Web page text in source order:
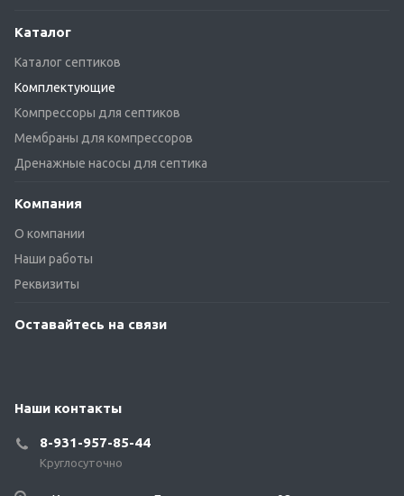
Каталог
Каталог септиков
Комплектующие
Компрессоры для септиков
Мембраны для компрессоров
Дренажные насосы для септика
Компания
О компании
Наши работы
Реквизиты
Оставайтесь на связи
Наши контакты
8-931-957-85-44
Круглосуточно